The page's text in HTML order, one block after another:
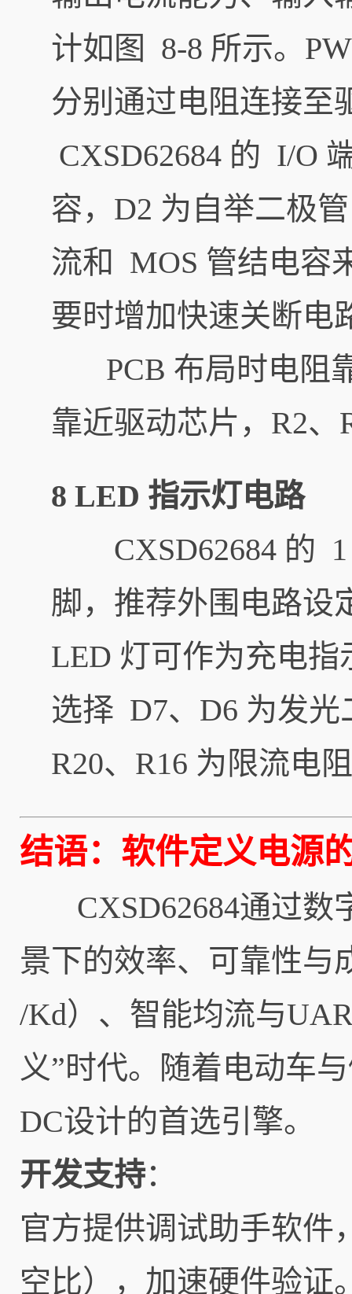
计如图 8-8 所示。
分别通过电阻连接
CXSD62684 的 I/O
容，D2 为自举二极
流和 MOS 管结电容
要时增加快速关断电
PCB 布局时电阻
靠近驱动芯片，R2
8 LED 指示灯电路
CXSD62684 的 1
脚，推荐外围电路设
LED 灯可作为充电
选择 D7、D6 为发光
R20、R16 为限流电
结语：软件定义电源
CXSD62684通过
景下的效率、可靠性与
/Kd​）、智能均流与
义”时代。随着电动车
DC设计的首选引擎。
开发支持：
官方提供调试助手软件
空比），加速硬件验证